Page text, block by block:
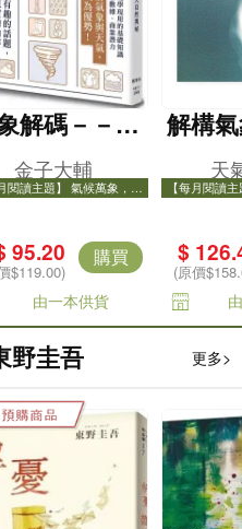
解碼－－以
常天氣變化揭
大自然奧祕
金子大輔
閱讀主題】 氣候萬象，打
95.20
$119.00)
購買
由一本供貨
解構
天
【每月閱讀
$
(原價
野圭吾 更多>